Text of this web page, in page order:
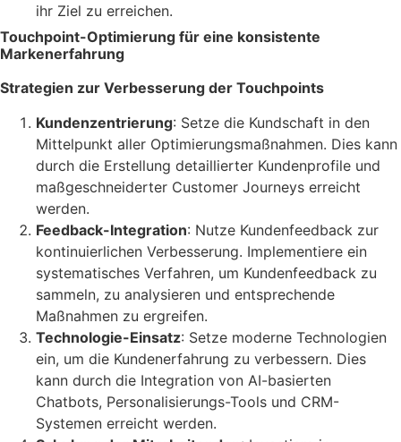
ihr Ziel zu erreichen.
Touchpoint-Optimierung für eine konsistente
Markenerfahrung
Strategien zur Verbesserung der Touchpoints
Kundenzentrierung: Setze die Kundschaft in den
Mittelpunkt aller Optimierungsmaßnahmen. Dies kann
durch die Erstellung detaillierter Kundenprofile und
maßgeschneiderter Customer Journeys erreicht
werden.
Feedback-Integration: Nutze Kundenfeedback zur
kontinuierlichen Verbesserung. Implementiere ein
systematisches Verfahren, um Kundenfeedback zu
sammeln, zu analysieren und entsprechende
Maßnahmen zu ergreifen.
Technologie-Einsatz: Setze moderne Technologien
ein, um die Kundenerfahrung zu verbessern. Dies
kann durch die Integration von AI-basierten
Chatbots, Personalisierungs-Tools und CRM-
Systemen erreicht werden.